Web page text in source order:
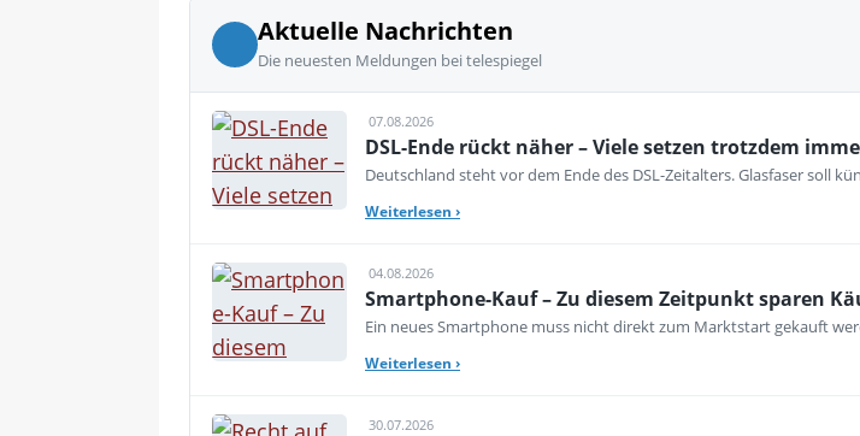
Aktuelle Nachrichten
Die neuesten Meldungen bei telespiegel
07.08.2026
DSL-Ende rückt näher – Viele setzen trotzdem
Deutschland steht vor dem Ende des DSL-Zeitalters. Glasfaser soll
Weiterlesen ›
04.08.2026
Smartphone-Kauf – Zu diesem Zeitpunkt sparen
Ein neues Smartphone muss nicht direkt zum Marktstart gekauft
Weiterlesen ›
30.07.2026